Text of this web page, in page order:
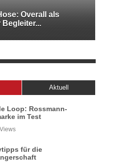
Overall als
Aktuell
Loop: Rossmann-
im Test
Views
für die